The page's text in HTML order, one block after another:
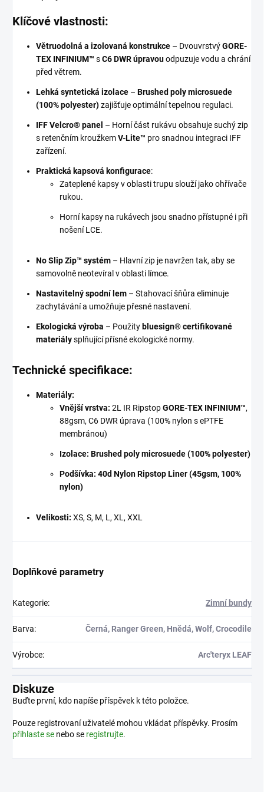
Klíčové vlastnosti:
Větruodolná a izolovaná konstrukce – DvouvrstvýGORE-
TEX INFINIUM™ sC6 DWR úpravouodpuzuje vodu a chrání
před větrem.
Lehká syntetická izolace – Brushed poly microsuede
(100% polyester)zajišťuje optimální tepelnou regulaci.
IFF Velcro® panel – Horní část rukávu obsahuje suchý zip
s retenčním kroužkemV-Lite™ pro snadnou integraci IFF
zařízení.
Praktická kapsová konfigurace:
Zateplené kapsy v oblasti trupu slouží jako ohřívače
rukou.
Horní kapsy na rukávech jsou snadno přístupné i při
nošení LCE.
No Slip Zip™ systém – Hlavní zip je navržen tak, aby se
samovolně neotevíral v oblasti límce.
Nastavitelný spodní lem – Stahovací šňůra eliminuje
zachytávání a umožňuje přesné nastavení.
Ekologická výroba – Použity bluesign® certifikované
materiálysplňující přísné ekologické normy.
Technické specifikace:
Materiály:
Vnější vrstva: 2L IR RipstopGORE-TEX INFINIUM™,
88gsm, C6 DWR úprava (100% nylon s ePTFE
membránou)
Izolace: Brushed poly microsuede (100% polyester)
Podšívka: 40d Nylon Ripstop Liner (45gsm, 100%
nylon)
Velikosti: XS, S, M, L, XL, XXL
Doplňkové parametry
Kategorie: Zimní bundy
Barva: Černá, Ranger Green, Hnědá, Wolf, Crocodile
Výrobce: Arc'teryx LEAF
Diskuze
Buďte první, kdo napíše příspěvek k této položce.
Pouze registrovaní uživatelé mohou vkládat příspěvky. Prosím
přihlaste se nebo se registrujte.